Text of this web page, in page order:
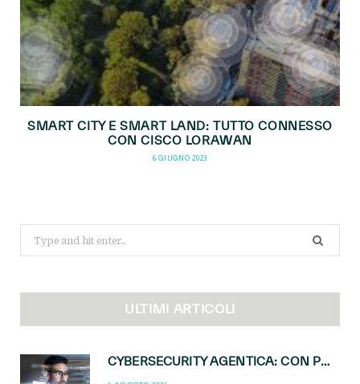
SMART CITY E SMART LAND: TUTTO CONNESSO
CON CISCO LORAWAN
6 GIUGNO 2023
for:
ULTIMI ARTICOLI
CYBERSECURITY AGENTICA: CON PERCEPTION E MAI-CYBER-1-FLASH MICROSOFT APRE NUOVI SERVIZI PER IL CANALE